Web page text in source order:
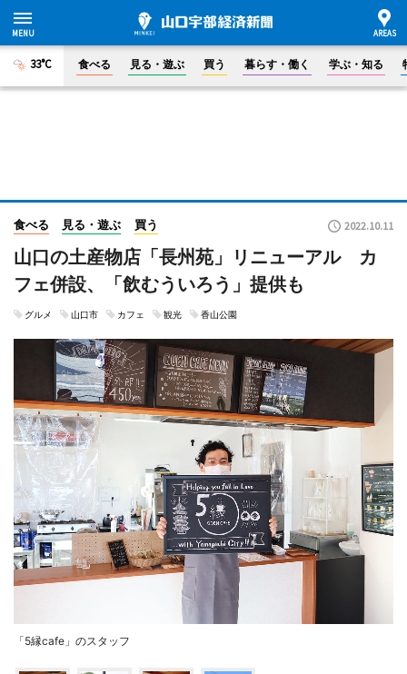
33°C 食べる 見る・遊ぶ 買う 暮らす・働く 学ぶ・知る
食べる 見る・遊ぶ 買う 2022.10.11
山口の土産物店「長州苑」リニューアル カ
フェ併設、「飲むういろう」提供も
グルメ 山口市 カフェ 観光 香山公園
「5縁cafe」のスタッフ